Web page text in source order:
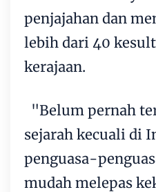
penjajahan dan
lebih dari 40
kerajaan.
"Belum pernah
sejarah kecuali di
penguasa-
mudah melepas